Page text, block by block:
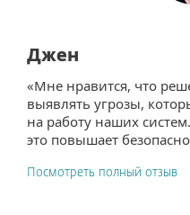
Джен
«Мне нравится, что
выявлять угрозы,
на работу наших
это повышает
Посмотреть полный отзыв